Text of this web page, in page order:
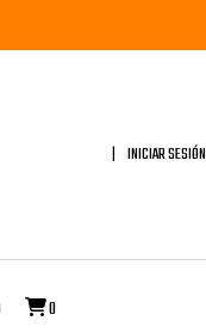
INICIAR SESIÓN
0